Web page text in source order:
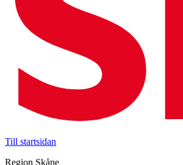
Till startsidan
Region Skåne